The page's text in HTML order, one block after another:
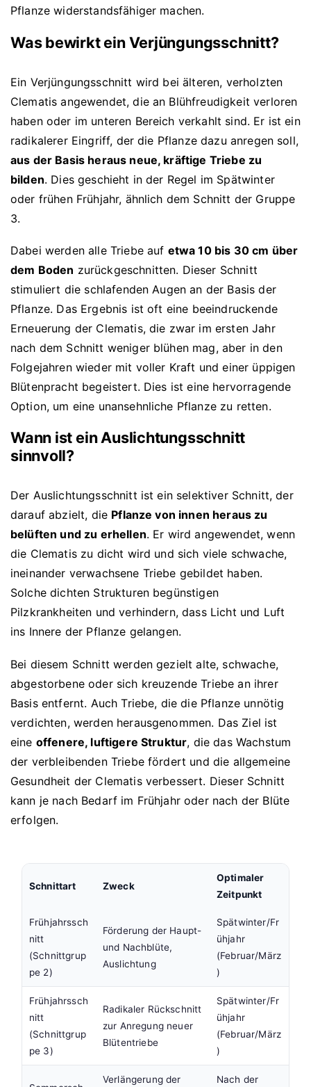
Pflanze widerstandsfähiger machen.
Was bewirkt ein Verjüngungsschnitt?
Ein Verjüngungsschnitt wird bei älteren, verholzten
Clematis angewendet, die an Blühfreudigkeit verloren
haben oder im unteren Bereich verkahlt sind. Er ist ein
radikalerer Eingriff, der die Pflanze dazu anregen soll,
aus der Basis heraus neue, kräftige Triebe zu
bilden. Dies geschieht in der Regel im Spätwinter
oder frühen Frühjahr, ähnlich dem Schnitt der Gruppe
3.
Dabei werden alle Triebe auf etwa 10 bis 30 cm über
dem Boden zurückgeschnitten. Dieser Schnitt
stimuliert die schlafenden Augen an der Basis der
Pflanze. Das Ergebnis ist oft eine beeindruckende
Erneuerung der Clematis, die zwar im ersten Jahr
nach dem Schnitt weniger blühen mag, aber in den
Folgejahren wieder mit voller Kraft und einer üppigen
Blütenpracht begeistert. Dies ist eine hervorragende
Option, um eine unansehnliche Pflanze zu retten.
Wann ist ein Auslichtungsschnitt
sinnvoll?
Der Auslichtungsschnitt ist ein selektiver Schnitt, der
darauf abzielt, die Pflanze von innen heraus zu
belüften und zu erhellen. Er wird angewendet, wenn
die Clematis zu dicht wird und sich viele schwache,
ineinander verwachsene Triebe gebildet haben.
Solche dichten Strukturen begünstigen
Pilzkrankheiten und verhindern, dass Licht und Luft
ins Innere der Pflanze gelangen.
Bei diesem Schnitt werden gezielt alte, schwache,
abgestorbene oder sich kreuzende Triebe an ihrer
Basis entfernt. Auch Triebe, die die Pflanze unnötig
verdichten, werden herausgenommen. Das Ziel ist
eine offenere, luftigere Struktur, die das Wachstum
der verbleibenden Triebe fördert und die allgemeine
Gesundheit der Clematis verbessert. Dieser Schnitt
kann je nach Bedarf im Frühjahr oder nach der Blüte
erfolgen.
Schnittart Zweck
Optimaler
Zeitpunkt
Frühjahrssch
nitt
(Schnittgrup
pe 2)
Förderung der Haupt-
und Nachblüte,
Auslichtung
Spätwinter/Fr
ühjahr
(Februar/März
)
Frühjahrssch
nitt
(Schnittgrup
pe 3)
Radikaler Rückschnitt
zur Anregung neuer
Blütentriebe
Spätwinter/Fr
ühjahr
(Februar/März
)
Verlängerung der Nach der